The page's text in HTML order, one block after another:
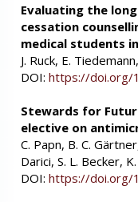
Evaluating the
cessation
medical students
J. Ruck, E.
DOI:https://doi.org/
Stewards for
elective on
C. Papn, B. C.
Darici, S. L. Becker,
DOI:https://doi.org/